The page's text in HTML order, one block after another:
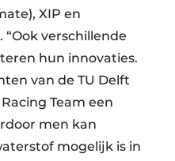
XIP en
“Ook verschillende
hun innovaties.
van de TU Delft
Team een
men kan
mogelijk is in